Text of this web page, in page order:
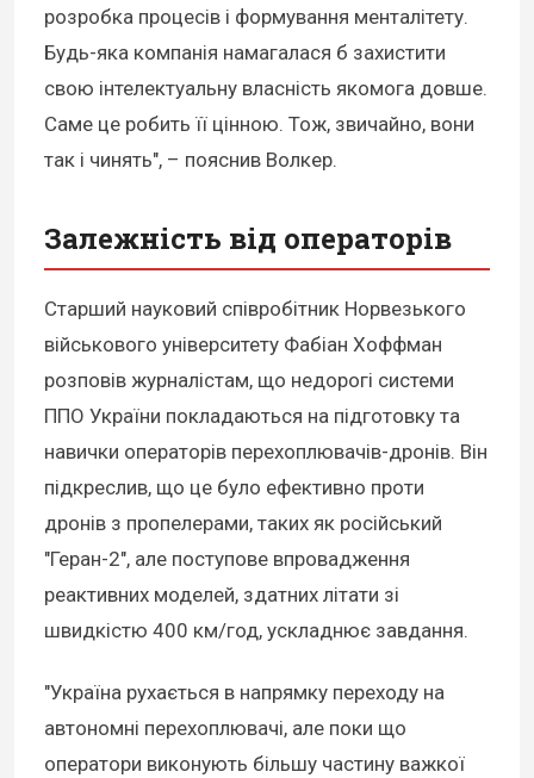
розробка процесів і формування менталітету.
Будь-яка компанія намагалася б захистити
свою інтелектуальну власність якомога довше.
Саме це робить її цінною. Тож, звичайно, вони
так і чинять", – пояснив Волкер.
Залежність від операторів
Старший науковий співробітник Норвезького
військового університету Фабіан Хоффман
розповів журналістам, що недорогі системи
ППО України покладаються на підготовку та
навички операторів перехоплювачів-дронів. Він
підкреслив, що це було ефективно проти
дронів з пропелерами, таких як російський
"Геран-2", але поступове впровадження
реактивних моделей, здатних літати зі
швидкістю 400 км/год, ускладнює завдання.
"Україна рухається в напрямку переходу на
автономні перехоплювачі, але поки що
оператори виконують більшу частину важкої